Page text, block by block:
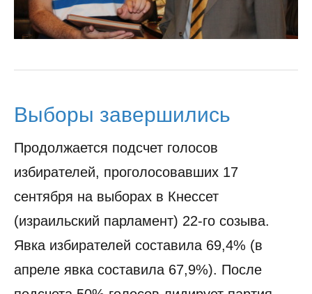
Выборы завершились
Продолжается подсчет голосов
избирателей, проголосовавших 17
сентября на выборах в Кнессет
(израильский парламент) 22-го созыва.
Явка избирателей составила 69,4% (в
апреле явка составила 67,9%). После